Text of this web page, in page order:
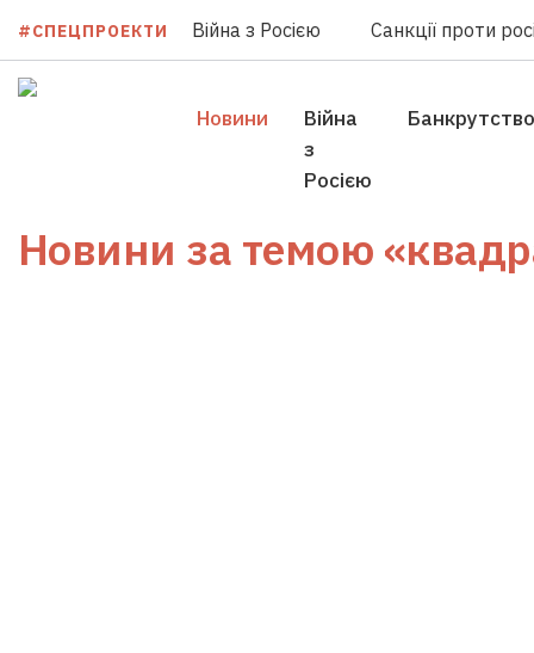
#СПЕЦПРОЕКТИ Війна з Росією Санкції проти
Новини
Війна
з
Росією
Банкрутство
Новини за темою